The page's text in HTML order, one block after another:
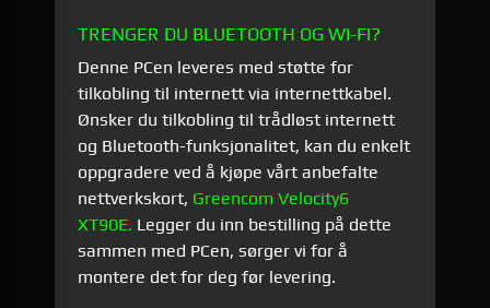
TRENGER DU BLUETOOTH OG WI-FI?
Denne PCen leveres med støtte for
tilkobling til internett via internettkabel.
Ønsker du tilkobling til trådløst internett
og Bluetooth-funksjonalitet, kan du enkelt
oppgradere ved å kjøpe vårt anbefalte
nettverkskort, Greencom Velocity6
XT90E. Legger du inn bestilling på dette
sammen med PCen, sørger vi for å
montere det for deg før levering.